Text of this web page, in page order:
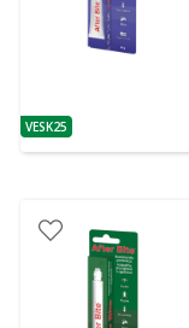
patarimas
VESK25